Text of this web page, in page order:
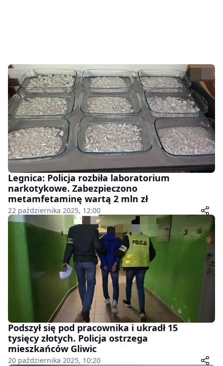
Legnica: Policja rozbiła laboratorium
narkotykowe. Zabezpieczono
metamfetaminę wartą 2 mln zł
22 października 2025, 12:00
Podszył się pod pracownika i ukradł 15
tysięcy złotych. Policja ostrzega
mieszkańców Gliwic
20 października 2025, 10:20